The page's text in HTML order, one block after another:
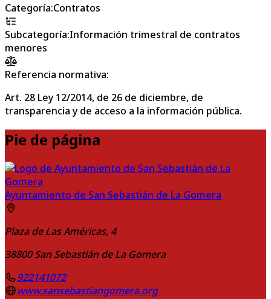
Categoría:Contratos
Subcategoría:Información trimestral de contratos
menores
Referencia normativa:
Art. 28 Ley 12/2014, de 26 de diciembre, de
transparencia y de acceso a la información pública.
Pie de página
Ayuntamiento de San Sebastián de La Gomera
Plaza de Las Américas, 4
38800 San Sebastián de La Gomera
922141072
www.sansebastiangomera.org